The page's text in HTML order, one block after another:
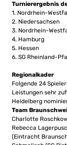
Turnierergebnis
1. Nordrhein-
2. Niedersachsen
3. Nordrhein-
4. Hamburg
5. Hessen
6. SG Rheinland-
Regionalkader
Folgende 24
Leistungen sehr
Heidelberg
Team
Charlotte
Rebecca
(Eintracht